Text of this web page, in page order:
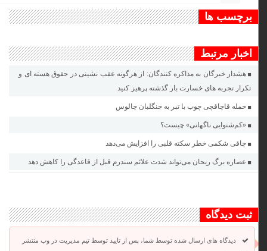
برچسب ها
اخبار مرتبط
هشدار خبرگان به مذاکره کنندگان: از هرگونه عقب نشینی در حقوق هسته ای و
تکرار تجربه های خسارت بار گذشته پرهیز کنید
حمله قاچاقچی چوب با تبر به جنگلبان چالوس
«کم‌شنوایی ناگهانی» چیست؟
چاقی شکمی خطر سکته قلبی را افزایش می‌دهد
عصاره برگ ریحان می‌تواند شدت علائم سندرم قبل از قاعدگی را کاهش دهد
ثبت دیدگاه
دیدگاه های ارسال شده توسط شما، پس از تایید توسط تیم مدیریت در وب منتشر